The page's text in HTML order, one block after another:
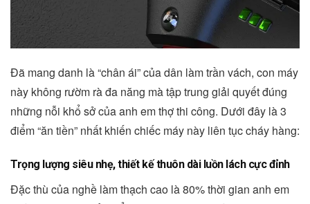
Đã mang danh là “chân ái” của dân làm trần vách, con máy
này không rườm rà đa năng mà tập trung giải quyết đúng
những nỗi khổ sở của anh em thợ thi công. Dưới đây là 3
điểm “ăn tiền” nhất khiến chiếc máy này liên tục cháy hàng:
Trọng lượng siêu nhẹ, thiết kế thuôn dài luồn lách cực đỉnh
Đặc thù của nghề làm thạch cao là 80% thời gian anh em